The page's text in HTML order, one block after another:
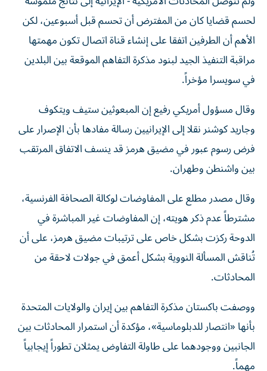
لحسم قضايا كان من المفترض أن تحسم قبل أسبوعين، لكن
الأهم أن الطرفين اتفقا على إنشاء قناة اتصال تكون مهمتها
مراقبة التنفيذ الجيد لبنود مذكرة التفاهم الموقعة بين البلدين
في سويسرا مؤخراً.
وقال مسؤول أمريكي رفيع إن المبعوثين ستيف ويتكوف
وجاريد كوشنر نقلا إلى الإيرانيين رسالة مفادها بأن الإصرار على
فرض رسوم عبور في مضيق هرمز قد ينسف الاتفاق المرتقب
بين واشنطن وطهران.
وقال مصدر مطلع على المفاوضات لوكالة الصحافة الفرنسية،
مشترطاً عدم ذكر هويته، إن المفاوضات غير المباشرة في
الدوحة ركزت بشكل خاص على ترتيبات مضيق هرمز، على أن
تُناقش المسألة النووية بشكل أعمق في جولات لاحقة من
المحادثات.
ووصفت باكستان مذكرة التفاهم بين إيران والولايات المتحدة
بأنها «انتصار للدبلوماسية»، مؤكدة أن استمرار المحادثات بين
الجانبين ووجودهما على طاولة التفاوض يمثلان تطوراً إيجابياً
مهماً.